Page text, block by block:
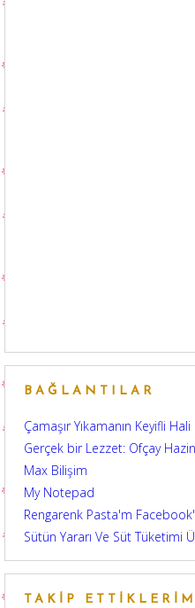
BAĞLANTILAR
Çamaşır Yıkamanın Keyifli Hali
Gerçek bir Lezzet: Ofçay
Max Bilişim
My Notepad
Rengarenk Pasta'm
Sütün Yararı Ve Süt Tüketimi
TAKIP ETTIKLERIM